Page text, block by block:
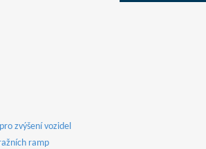
zvýšení vozidel
ramp